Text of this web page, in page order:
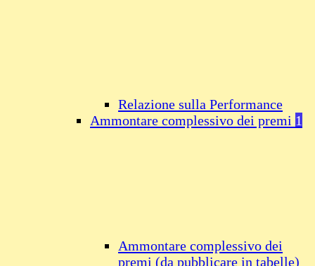
Relazione sulla Performance
Ammontare complessivo dei premi 1
Ammontare complessivo dei
premi (da pubblicare in tabelle)